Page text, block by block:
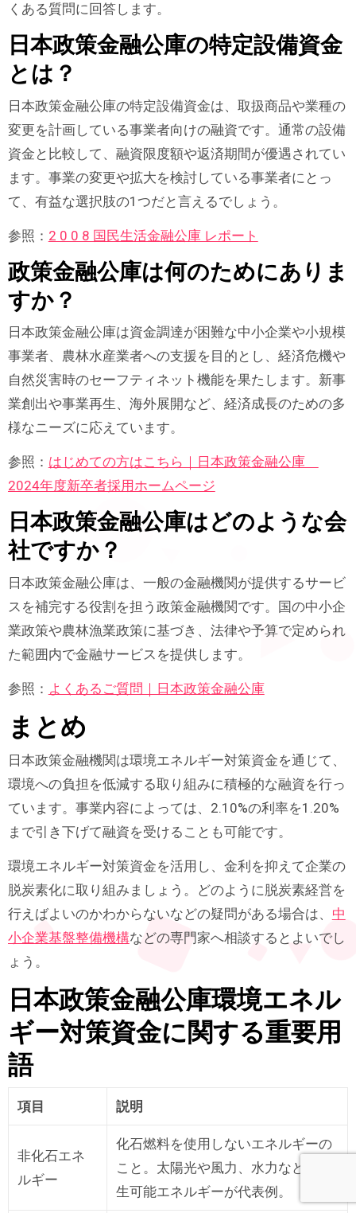
くある質問に回答します。
日本政策金融公庫の特定設備資金
とは？
日本政策金融公庫の特定設備資金は、取扱商品や業種の
変更を計画している事業者向けの融資です。通常の設備
資金と比較して、融資限度額や返済期間が優遇されてい
ます。事業の変更や拡大を検討している事業者にとっ
て、有益な選択肢の1つだと言えるでしょう。
参照： 2 0 0 8 国民生活金融公庫 レポート
政策金融公庫は何のためにありま
すか？
日本政策金融公庫は資金調達が困難な中小企業や小規模
事業者、農林水産業者への支援を目的とし、経済危機や
自然災害時のセーフティネット機能を果たします。新事
業創出や事業再生、海外展開など、経済成長のための多
様なニーズに応えています。
参照： はじめての方はこちら｜日本政策金融公庫
2024年度新卒者採用ホームページ
日本政策金融公庫はどのような会
社ですか？
日本政策金融公庫は、一般の金融機関が提供するサービ
スを補完する役割を担う政策金融機関です。国の中小企
業政策や農林漁業政策に基づき、法律や予算で定められ
た範囲内で金融サービスを提供します。
参照： よくあるご質問｜日本政策金融公庫
まとめ
日本政策金融機関は環境エネルギー対策資金を通じて、
環境への負担を低減する取り組みに積極的な融資を行っ
ています。事業内容によっては、2.10%の利率を1.20%
まで引き下げて融資を受けることも可能です。
環境エネルギー対策資金を活用し、金利を抑えて企業の
脱炭素化に取り組みましょう。どのように脱炭素経営を
行えばよいのかわからないなどの疑問がある場合は、 中
小企業基盤整備機構などの専門家へ相談するとよいでし
ょう。
日本政策金融公庫環境エネル
ギー対策資金に関する重要用
語
項目 説明
非化石エネ
ルギー
化石燃料を使用しないエネルギーの
こと。太陽光や風力、水力などの再
生可能エネルギーが代表例。